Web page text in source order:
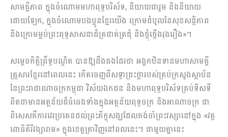
សាមគ្គីភាព ក្នុងចំណោមមហាពុទ្ធបរិស័ទ, និយាយ​ជារួម និងនិយាយ
ដោយឡែក, ក្នុងចំណោមបងប្អូនខ្មែរយើង ក្រោមដំបូលនៃសុខសន្តិភាព
និង​ក្រោម​ម្លប់ព្រះពុទ្ធសាសនាដ៏ត្រជាត់ត្រជុំ និងថ្កុំថ្កើងរុងរឿង»។
សម្តេចកិត្តិព្រឹទ្ធបណ្ឌិត បានឱ្យដឹងផងដែរថា អង្គកឋិនទានមហាសាមគ្គី
គ្រួសារខ្មែរនៅពេលនេះ កើតចេញពីសទ្ធាជ្រះថ្លារបស់គ្រប់ក្រសួងស្ថាប័ន
នៃព្រះរាជាណាចក្រកម្ពុជា វិស័យឯកជន និងមហាពុទ្ធបរិស័ទគ្រប់ទិសទី
ពិតជាមានអត្ថន័យដ៏ធំធេងទាំងក្នុងអត្ថន័យពុទ្ធចក្រ និងអាណាចក្រ ជា
ពិសេសគឺការវេរប្រគេនដល់ព្រះភិក្ខុសង្ឃដែលគង់ចាំព្រះវស្សានៅក្នុង «វត្ត
ពោធិគិរីវង្សារាម» ក្នុងខេត្តត្រាវិញនៅពលនេះ។ ជាមួយគ្នានេះ